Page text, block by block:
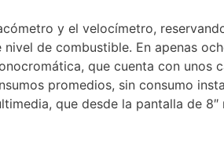
y el velocímetro,
de combustible. En apenas
que cuenta con unos
promedios, sin consumo
que desde la pantalla de